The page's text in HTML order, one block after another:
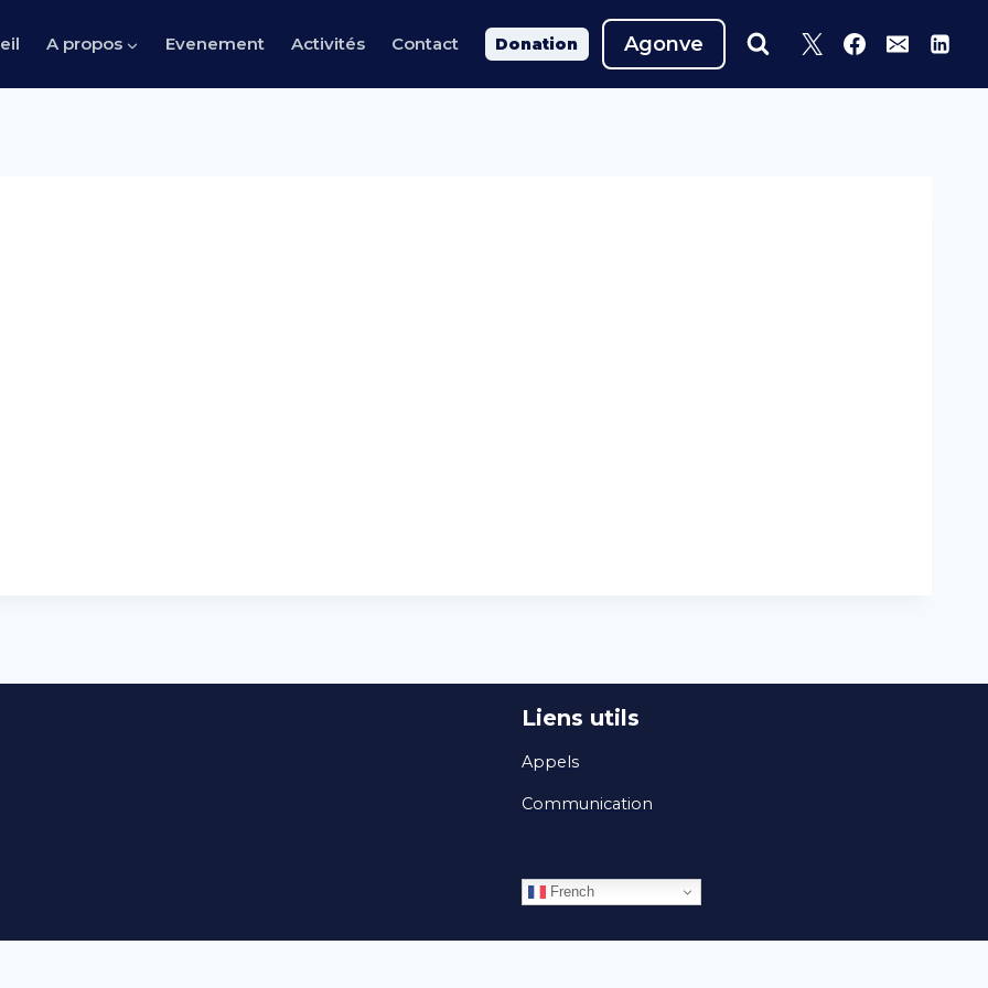
A propos Evenement Activités Contact Donation Agonve
Liens utils
Appels
Communication
French